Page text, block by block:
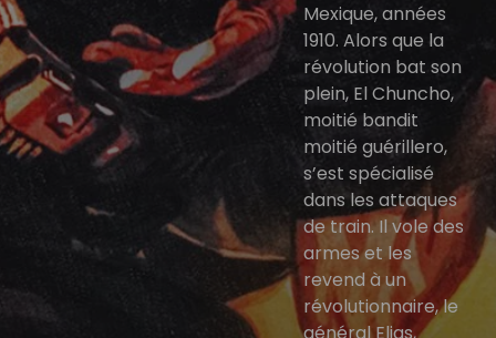
Mexique, années
1910. Alors que la
révolution bat son
plein, El Chuncho,
moitié bandit
moitié guérillero,
s’est spécialisé
dans les attaques
de train. Il vole des
armes et les
revend à un
révolutionnaire, le